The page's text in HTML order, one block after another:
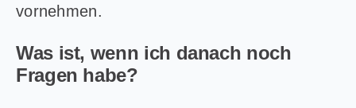
vornehmen.
Was ist, wenn ich danach noch
Fragen habe?